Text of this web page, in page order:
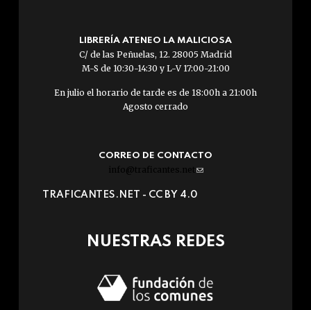
LIBRERÍA ATENEO LA MALICIOSA
C/ de las Peñuelas, 12. 28005 Madrid
M-S de 10:30-14:30 y L-V 17:00-21:00
En julio el horario de tarde es de 18:00h a 21:00h
Agosto cerrado
CORREO DE CONTACTO
info@traficantes.net (link
e-
TRAFICANTES.NET - CC BY 4.0
NUESTRAS REDES